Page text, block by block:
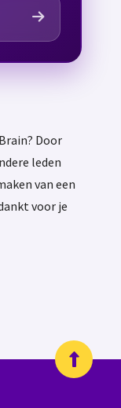
Door
leden
van een
voor je